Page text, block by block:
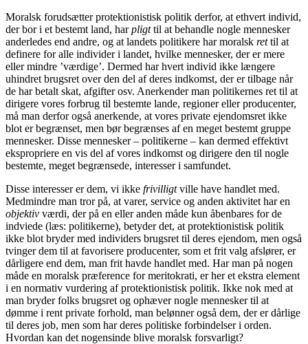
Moralsk forudsætter protektionistisk politik derfor, at ethvert individ,
der bor i et bestemt land, harpligttil at behandle nogle mennesker
anderledes end andre, og at landets politikere har moralsk rettil at
definere for alle individer i landet, hvilke mennesker, der er mere
eller mindre ’værdige’. Dermed har hvert individ ikke længere
uhindret brugsret over den del af deres indkomst, der er tilbage når
de har betalt skat, afgifter osv. Anerkender man politikernes ret til at
dirigere vores forbrug til bestemte lande, regioner eller producenter,
må man derfor også anerkende, at vores private ejendomsret ikke
blot er begrænset, men bør begrænses af en meget bestemt gruppe
mennesker. Disse mennesker – politikerne – kan dermed effektivt
ekspropriere en vis del af vores indkomst og dirigere den til nogle
bestemte, meget begrænsede, interesser i samfundet.
Disse interesser er dem, vi ikke frivilligtville have handlet med.
Medmindre man tror på, at varer, service og anden aktivitet har en
objektiv værdi, der på en eller anden måde kun åbenbares for de
indviede (læs: politikerne), betyder det, at protektionistisk politik
ikke blot bryder med individers brugsret til deres ejendom, men også
tvinger dem til at favorisere producenter, som et frit valg afslører, er
dårligere end dem, man frit havde handlet med. Har man på nogen
måde en moralsk præference for meritokrati, er her et ekstra element
i en normativ vurdering af protektionistisk politik. Ikke nok med at
man bryder folks brugsret og ophæver nogle mennesker til at
dømme i rent private forhold, man belønner også dem, der er dårlige
til deres job, men som har deres politiske forbindelser i orden.
Hvordan kan det nogensinde blive moralsk forsvarligt?